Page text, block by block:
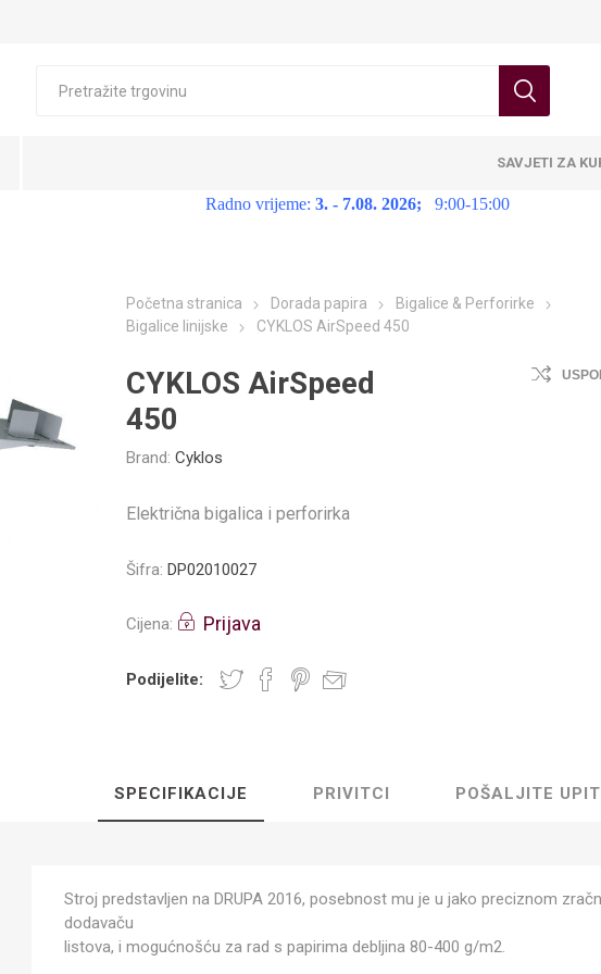
SAVJETI ZA
Radno vrijeme: 3. - 7.08. 2026; 9:00-15:00
Početna stranica Dorada papira
Bigalice & Perforirke
Bigalice linijske
CYKLOS AirSpeed 450
CYKLOS AirSpeed
450
Brand: Cyklos
Električna bigalica i perforirka
Šifra: DP02010027
Cijena: Prijava
Podijelite:
SPECIFIKACIJE PRIVITCI POŠALJITE UPIT
Stroj predstavljen na DRUPA 2016, posebnost mu je u jako preciznom
dodavaču
listova, i mogućnošću za rad s papirima debljina 80-400 g/m2.